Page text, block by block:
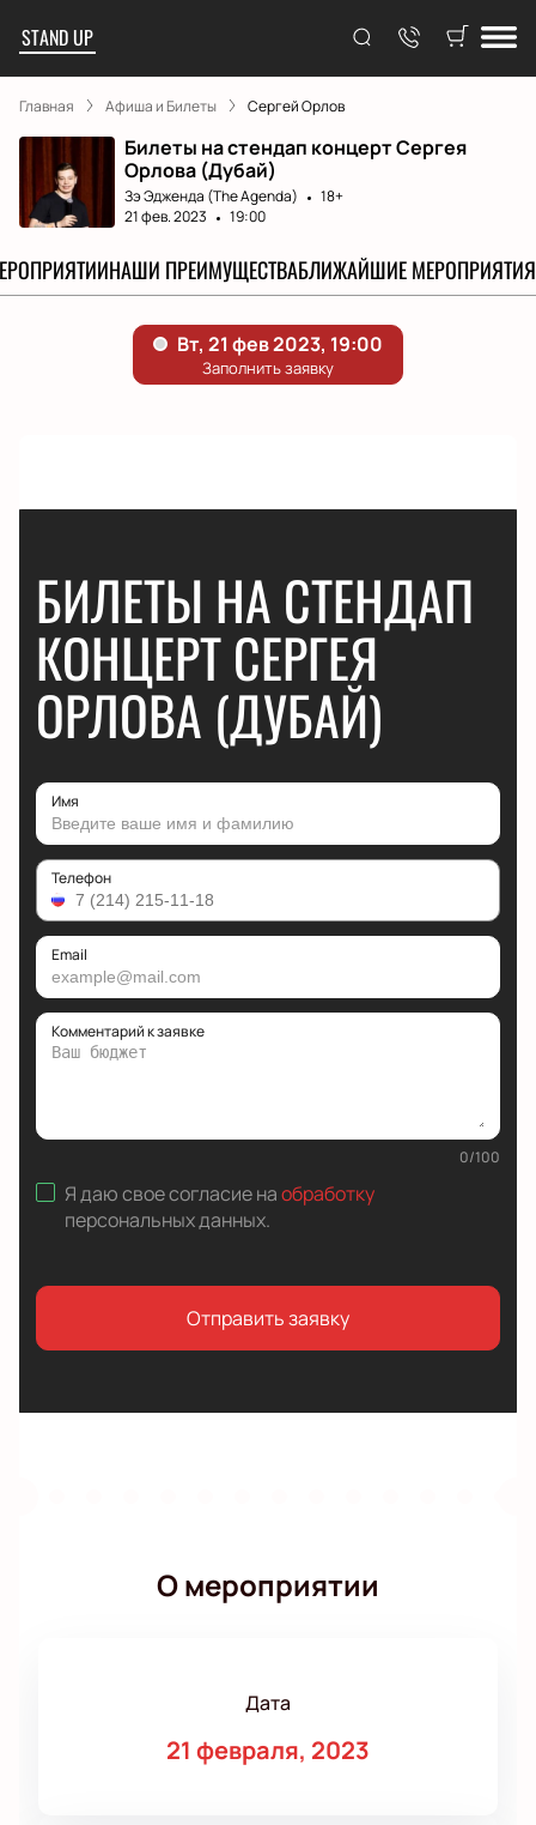
STAND UP
Главная Афиша и Билеты Сергей Орлов
Билеты на стендап концерт Сергея
Орлова (Дубай)
Зэ Эдженда (The Agenda)
18+
21 фев. 2023
19:00
НАШИ ПРЕИМУЩЕСТВАБЛИЖАЙШИЕ МЕРОПРИЯТИЯ
БИЛЕТЫ НА СТЕНДАП
КОНЦЕРТ СЕРГЕЯ
ОРЛОВА (ДУБАЙ)
Имя
Телефон
Email
Комментарий к заявке
0/100
Я даю свое согласие наобработку
персональных данных.
Отправить заявку
О мероприятии
Дата
21 февраля, 2023